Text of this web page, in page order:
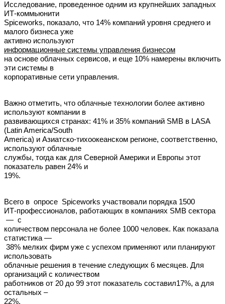
Исcледование, проведенное одним из крупнейших западных
ИТ-коммьюнити
Spiceworks, показало, что 14% компаний уровня среднего и
малого бизнеса уже
активно используют
информационные системы управления бизнесом
на основе облачных сервисов, и еще 10% намерены включить
эти системы в
корпоративные сети управления.
Важно отметить, что облачные технологии более активно
используют компании в
развивающихся странах: 41% и 35% компаний SMB в LASA
(Latin America/South
America) и Азиатско-тихоокеанском регионе, соответственно,
используют облачные
службы, тогда как для Северной Америки и Европы этот
показатель равен 24% и
19%.
Всего в опросе Spiceworks участвовали порядка 1500
ИТ-профессионалов, работающих в компаниях SMB сектора
— с
количеством персонала не более 1000 человек. Как показала
статистика —
38% мелких фирм уже с успехом применяют или планируют
использовать
облачные решения в течение следующих 6 месяцев. Для
организаций с количеством
работников от 20 до 99 этот показатель составил17%, а для
остальных –
22%.